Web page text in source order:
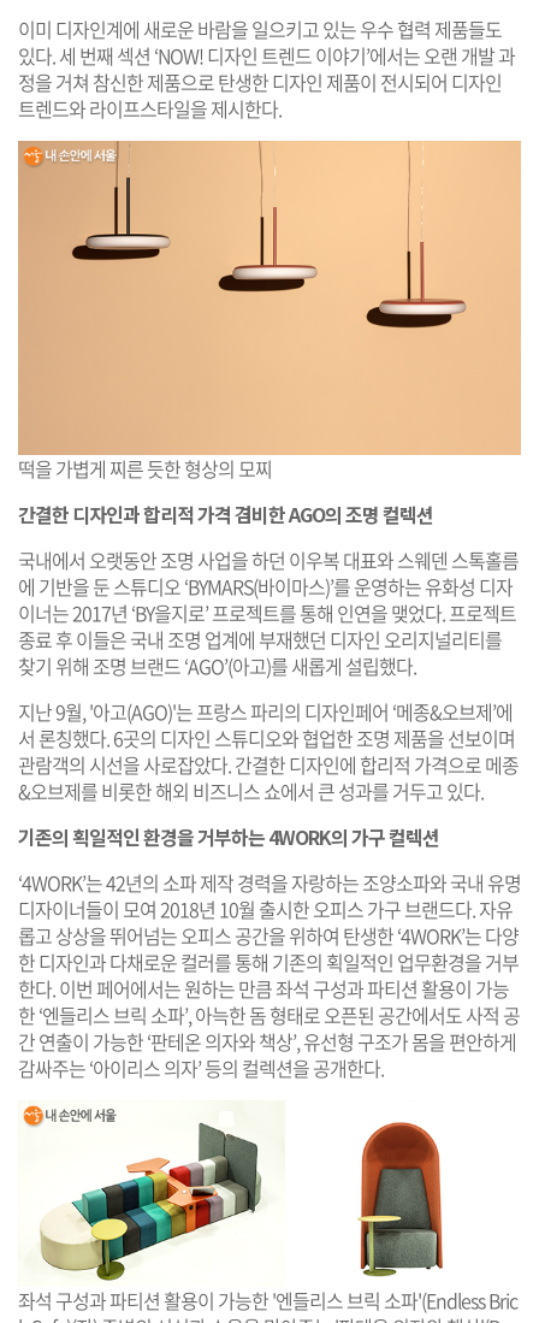
이미 디자인계에 새로운 바람을 일으키고 있는 우수 협력 제품들도
있다. 세 번째 섹션 ‘NOW! 디자인 트렌드 이야기’에서는 오랜 개발 과
정을 거쳐 참신한 제품으로 탄생한 디자인 제품이 전시되어 디자인
트렌드와 라이프스타일을 제시한다.
떡을 가볍게 찌른 듯한 형상의 모찌
간결한 디자인과 합리적 가격 겸비한 AGO의 조명 컬렉션
국내에서 오랫동안 조명 사업을 하던 이우복 대표와 스웨덴 스톡홀름
에 기반을 둔 스튜디오 ‘BYMARS(바이마스)’를 운영하는 유화성 디자
이너는 2017년 ‘BY을지로’ 프로젝트를 통해 인연을 맺었다. 프로젝트
종료 후 이들은 국내 조명 업계에 부재했던 디자인 오리지널리티를
찾기 위해 조명 브랜드 ‘AGO’(아고)를 새롭게 설립했다.
지난 9월, '아고(AGO)'는 프랑스 파리의 디자인페어 ‘메종&오브제’에
서 론칭했다. 6곳의 디자인 스튜디오와 협업한 조명 제품을 선보이며
관람객의 시선을 사로잡았다. 간결한 디자인에 합리적 가격으로 메종
&오브제를 비롯한 해외 비즈니스 쇼에서 큰 성과를 거두고 있다.
기존의 획일적인 환경을 거부하는 4WORK의 가구 컬렉션
‘4WORK’는 42년의 소파 제작 경력을 자랑하는 조양소파와 국내 유명
디자이너들이 모여 2018년 10월 출시한 오피스 가구 브랜드다. 자유
롭고 상상을 뛰어넘는 오피스 공간을 위하여 탄생한 ‘4WORK’는 다양
한 디자인과 다채로운 컬러를 통해 기존의 획일적인 업무환경을 거부
한다. 이번 페어에서는 원하는 만큼 좌석 구성과 파티션 활용이 가능
한 ‘엔들리스 브릭 소파’, 아늑한 돔 형태로 오픈된 공간에서도 사적 공
간 연출이 가능한 ‘판테온 의자와 책상’, 유선형 구조가 몸을 편안하게
감싸주는 ‘아이리스 의자’ 등의 컬렉션을 공개한다.
좌석 구성과 파티션 활용이 가능한 '엔들리스 브릭 소파'(Endless Bric